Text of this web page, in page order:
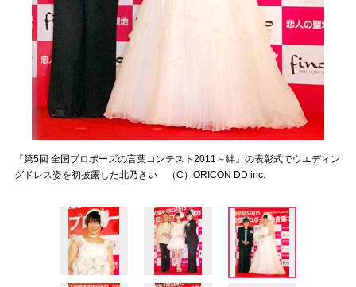
『第5回 全国プロポーズの言葉コンテスト2011～絆』の表彰式でウエディン
グドレス姿を初披露した北乃きい （C）ORICON DD inc.